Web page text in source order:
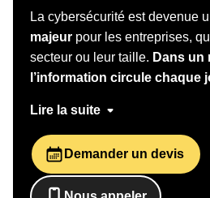
La cybersécurité est devenue
majeurpour les entreprises,
secteur ou leur taille. Dans un
l’information circule chaque
une thématique centrale de
les organisations, quel que
d’activité.Chaque année, les
fuites de données et les crises
Lire la suite
Demander un devis